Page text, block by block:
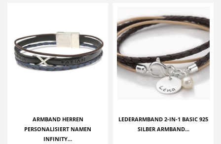
ARMBAND HERREN
PERSONALISIERT NAMEN
INFINITY...
LEDERARMBAND 2-IN-1 BASIC 925
SILBER ARMBAND...